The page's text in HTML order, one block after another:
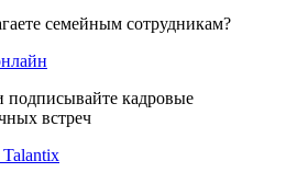
семейным сотрудникам?
подписывайте кадровые
встреч
Talantix